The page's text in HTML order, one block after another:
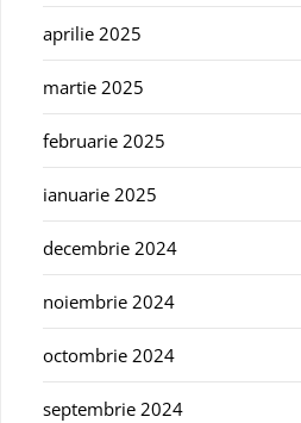
aprilie 2025
martie 2025
februarie 2025
ianuarie 2025
decembrie 2024
noiembrie 2024
octombrie 2024
septembrie 2024